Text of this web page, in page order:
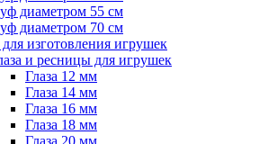
диаметром 55 см
диаметром 70 см
изготовления игрушек
и ресницы для игрушек
Глаза 12 мм
Глаза 14 мм
Глаза 16 мм
Глаза 18 мм
Глаза 20 мм